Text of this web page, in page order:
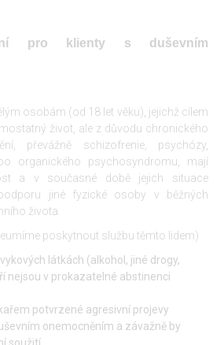
pro klienty s duševním
osobám (od 18 let věku), jejichž cílem
život, ale z důvodu chronického
převážně schizofrenie, psychózy,
organického psychosyndromu, mají
a v současné době jejich situace
jiné fyzické osoby v běžných
života.
poskytnout službu těmto lidem)
látkách (alkohol, jiné drogy,
nejsou v prokazatelné abstinenci
potvrzené agresivní projevy
onemocněním a závažně by